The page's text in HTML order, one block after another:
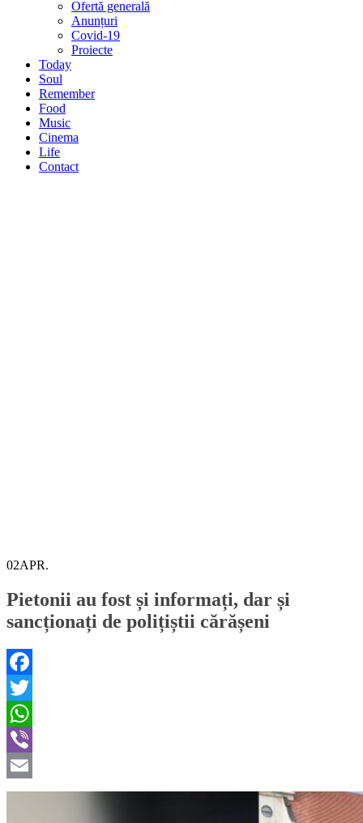
Ofertă generală
Anunțuri
Covid-19
Proiecte
Today
Soul
Remember
Food
Music
Cinema
Life
Contact
02APR.
Pietonii au fost și informați, dar și
sancționați de polițiștii cărășeni
Facebook
Twitter
WhatsApp
Viber
Email